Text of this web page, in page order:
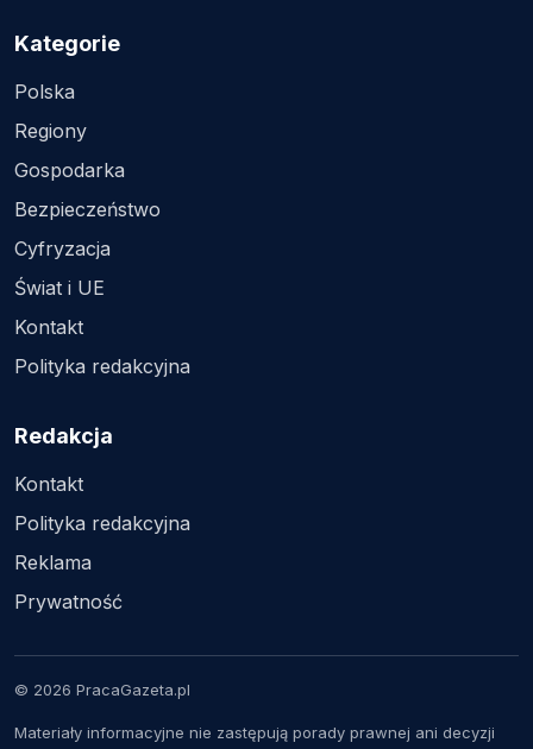
Kategorie
Polska
Regiony
Gospodarka
Bezpieczeństwo
Cyfryzacja
Świat i UE
Kontakt
Polityka redakcyjna
Redakcja
Kontakt
Polityka redakcyjna
Reklama
Prywatność
© 2026 PracaGazeta.pl
Materiały informacyjne nie zastępują porady prawnej ani decyzji